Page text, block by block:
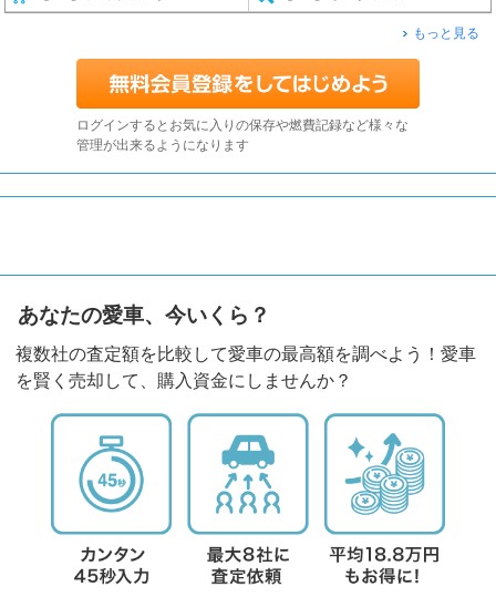
もっと見る
ログインするとお気に入りの保存や燃費記録など様々な
管理が出来るようになります
あなたの愛車、今いくら？
複数社の査定額を比較して愛車の最高額を調べよう！愛車
を賢く売却して、購入資金にしませんか？